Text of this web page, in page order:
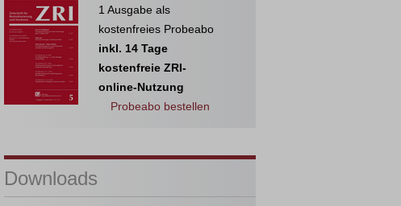
1 Ausgabe als
kostenfreies Probeabo
inkl. 14 Tage
kostenfreie ZRI-
online-Nutzung
Probeabo bestellen
Downloads